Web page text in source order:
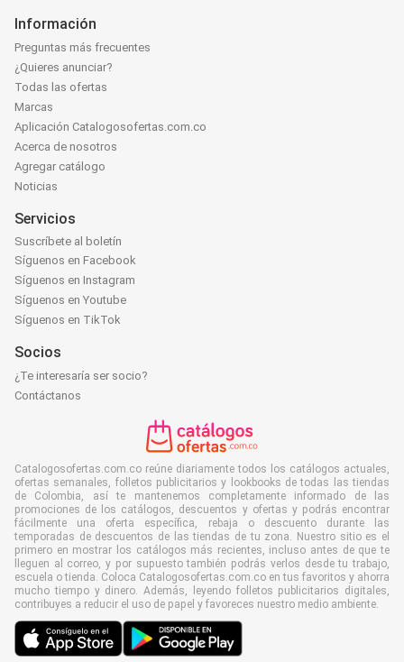
Información
Preguntas más frecuentes
¿Quieres anunciar?
Todas las ofertas
Marcas
Aplicación Catalogosofertas.com.co
Acerca de nosotros
Agregar catálogo
Noticias
Servicios
Suscríbete al boletín
Síguenos en Facebook
Síguenos en Instagram
Síguenos en Youtube
Síguenos en TikTok
Socios
¿Te interesaría ser socio?
Contáctanos
Catalogosofertas.com.co reúne diariamente todos los catálogos actuales,
ofertas semanales, folletos publicitarios y lookbooks de todas las tiendas
de Colombia, así te mantenemos completamente informado de las
promociones de los catálogos, descuentos y ofertas y podrás encontrar
fácilmente una oferta específica, rebaja o descuento durante las
temporadas de descuentos de las tiendas de tu zona. Nuestro sitio es el
primero en mostrar los catálogos más recientes, incluso antes de que te
lleguen al correo, y por supuesto también podrás verlos desde tu trabajo,
escuela o tienda. Coloca Catalogosofertas.com.co en tus favoritos y ahorra
mucho tiempo y dinero. Además, leyendo folletos publicitarios digitales,
contribuyes a reducir el uso de papel y favoreces nuestro medio ambiente.